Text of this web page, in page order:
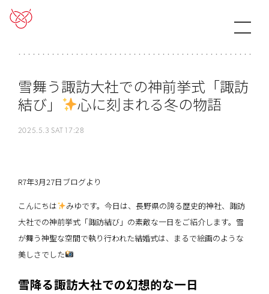
雪舞う諏訪大社での神前挙式「諏訪
結び」
心に刻まれる冬の物語
2025.5.3 SAT 17:28
R7年3月27日ブログより
こんにちは
みゆです。今日は、長野県の誇る歴史的神社、諏訪
大社での神前挙式「諏訪結び」の素敵な一日をご紹介します。雪
が舞う神聖な空間で執り行われた結婚式は、まるで絵画のような
美しさでした
雪降る諏訪大社での幻想的な一日